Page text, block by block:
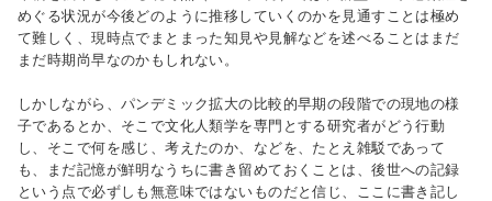
めぐる状況が今後どのように推移していくのかを見通すことは極め
て難しく、現時点でまとまった知見や見解などを述べることはまだ
まだ時期尚早なのかもしれない。
しかしながら、パンデミック拡大の比較的早期の段階での現地の様
子であるとか、そこで文化人類学を専門とする研究者がどう行動
し、そこで何を感じ、考えたのか、などを、たとえ雑駁であって
も、まだ記憶が鮮明なうちに書き留めておくことは、後世への記録
という点で必ずしも無意味ではないものだと信じ、ここに書き記し